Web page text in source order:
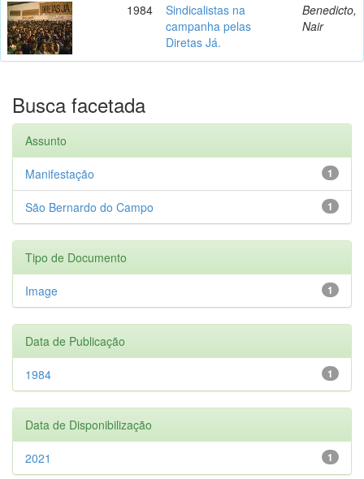
1984
Sindicalistas na
campanha pelas
Diretas Já.
Benedicto,
Nair
Busca facetada
Assunto
1
Manifestação
1
São Bernardo do Campo
Tipo de Documento
1
Image
Data de Publicação
1
1984
Data de Disponibilização
1
2021